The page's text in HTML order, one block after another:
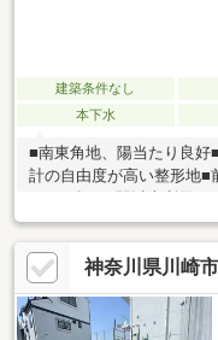
建築条件なし
本下水
■南東角地、陽当たり良好
計の自由度が高い整形地■
向」駅徒歩19分、JR横須
23分■スーパーやホーム
のある公園が点在してお
ウスメーカーで建築可能
現況が異なる場合は現況
神奈川県川崎